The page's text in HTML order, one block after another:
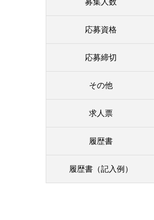
応募資格
応募締切
その他
求人票
履歴書
履歴書（記入例）